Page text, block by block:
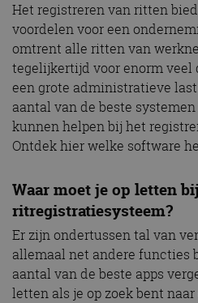
Het registreren van ritten
voordelen voor een
omtrent alle ritten van
tegelijkertijd voor enorm
een grote administratieve
aantal van de beste
kunnen helpen bij het
Ontdek hier welke software
Waar moet je op letten
ritregistratiesysteem?
Er zijn ondertussen tal van
allemaal net andere functies
aantal van de beste apps
letten als je op zoek bent